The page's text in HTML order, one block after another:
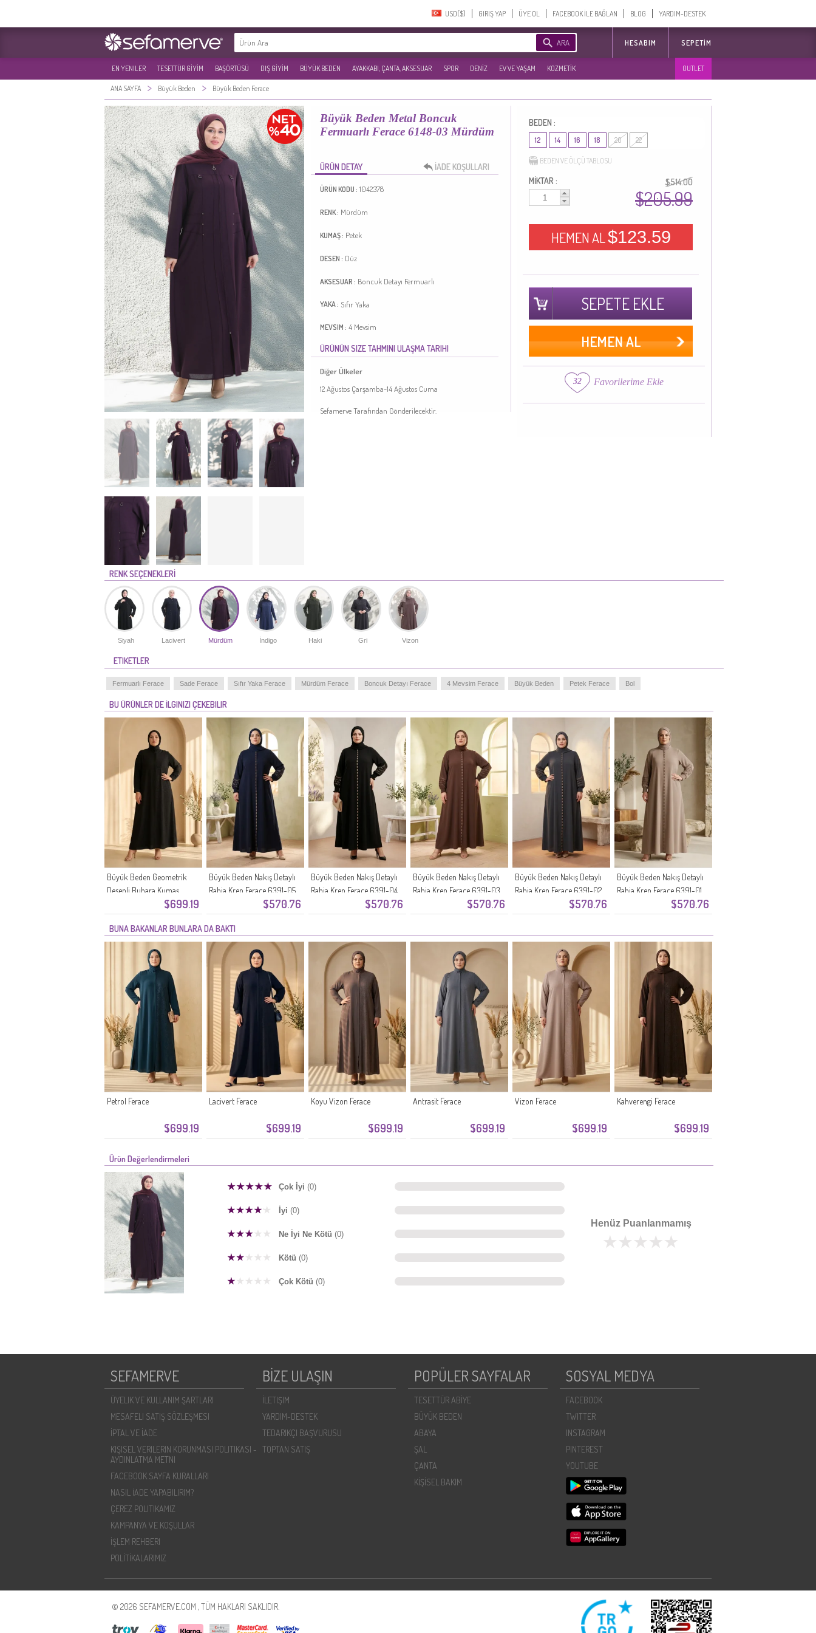
USD($)‎ GIRIŞ YAP ÜYE OL FACEBOOK İLE BAĞLAN BLOG YARDIM-DESTEK
ARA HESABIM SEPETIM
EN YENILER TESETTÜR GİYİM BAŞÖRTÜSÜ DIŞ GİYİM BÜYÜK BEDEN AYAKKABI, ÇANTA, AKSESUAR SPOR DENİZ EV VE YAŞAM KOZMETİK OUTLET
ANA SAYFA > Büyük Beden > Büyük Beden Ferace
Büyük Beden Metal Boncuk
Fermuarlı Ferace 6148-03 Mürdüm
ÜRÜN DETAY İADE KOŞULLARI
ÜRÜN KODU : 1042378
RENK : Mürdüm
KUMAŞ : Petek
DESEN : Düz
AKSESUAR : Boncuk Detayı Fermuarlı
YAKA : Sıfır Yaka
MEVSIM : 4 Mevsim
KALIP : Mankenin Giydiği Beden:44Uzunluk:
Beden Seçeneği
Mürdüm renktedir. Petek kumaş. Sade. Fermuarlı. Sıfır
edebilirsiniz. Büyük beden seçeneği mevcuttur.
ÜRÜNÜN SIZE TAHMINI ULAŞMA TARIHI
Diğer Ülkeler
12 Ağustos Çarşamba-14 Ağustos Cuma
Sefamerve Tarafından Gönderilecektir.
BEDEN :
12 14 16 18 20 22
BEDEN VE ÖLÇÜ TABLOSU
MİKTAR : $514.00
$205.99
HEMEN AL$123.59
SEPETE EKLE
HEMEN AL
32 Favorilerime Ekle
RENK SEÇENEKLERİ
Siyah Lacivert Mürdüm İndigo Haki Gri Vizon
ETIKETLER
Fermuarlı Ferace Sade Ferace Sıfır Yaka Ferace Mürdüm Ferace Boncuk Detayı Ferace 4 Mevsim Ferace Büyük Beden Petek Ferace Bol
BU ÜRÜNLER DE İLGINIZI ÇEKEBILIR
$699.19
Büyük Beden Geometrik
Desenli Buhara Kumaş
Ferace 6375-07 Siyah
$570.76
Büyük Beden Nakış Detaylı
Rabia Krep Ferace 6391-05
$570.76
Büyük Beden Nakış Detaylı
Rabia Krep Ferace 6391-04
$570.76
Büyük Beden Nakış Detaylı
Rabia Krep Ferace 6391-03
$570.76
Büyük Beden Nakış Detaylı
Rabia Krep Ferace 6391-02
$570.76
Büyük Beden Nakış Detaylı
Rabia Krep Ferace 6391-01
BUNA BAKANLAR BUNLARA DA BAKTI
$699.19
Petrol Ferace
$699.19
Lacivert Ferace
$699.19
Koyu Vizon Ferace
$699.19
Antrasit Ferace
$699.19
Vizon Ferace
$699.19
Kahverengi Ferace
Ürün Değerlendirmeleri
Çok İyi (0)
İyi (0)
Ne İyi Ne Kötü (0)
Kötü (0)
Çok Kötü (0)
Henüz Puanlanmamış
SEFAMERVE
ÜYELIK VE KULLANIM ŞARTLARI
MESAFELI SATIŞ SÖZLEŞMESI
İPTAL VE İADE
KIŞISEL VERILERIN KORUNMASI POLITIKASI -
AYDINLATMA METNI
FACEBOOK SAYFA KURALLARI
NASIL İADE YAPABILIRIM?
ÇEREZ POLITIKAMIZ
KAMPANYA VE KOŞULLAR
İŞLEM REHBERI
POLİTİKALARIMIZ
BİZE ULAŞIN
İLETIŞIM
YARDIM-DESTEK
TEDARIKÇI BAŞVURUSU
TOPTAN SATIŞ
POPÜLER SAYFALAR
TESETTÜR ABİYE
BÜYÜK BEDEN
ABAYA
ŞAL
ÇANTA
KİŞİSEL BAKIM
SOSYAL MEDYA
FACEBOOK
TWITTER
INSTAGRAM
PINTEREST
YOUTUBE
© 2026 SEFAMERVE.COM , TÜM HAKLARI SAKLIDIR.